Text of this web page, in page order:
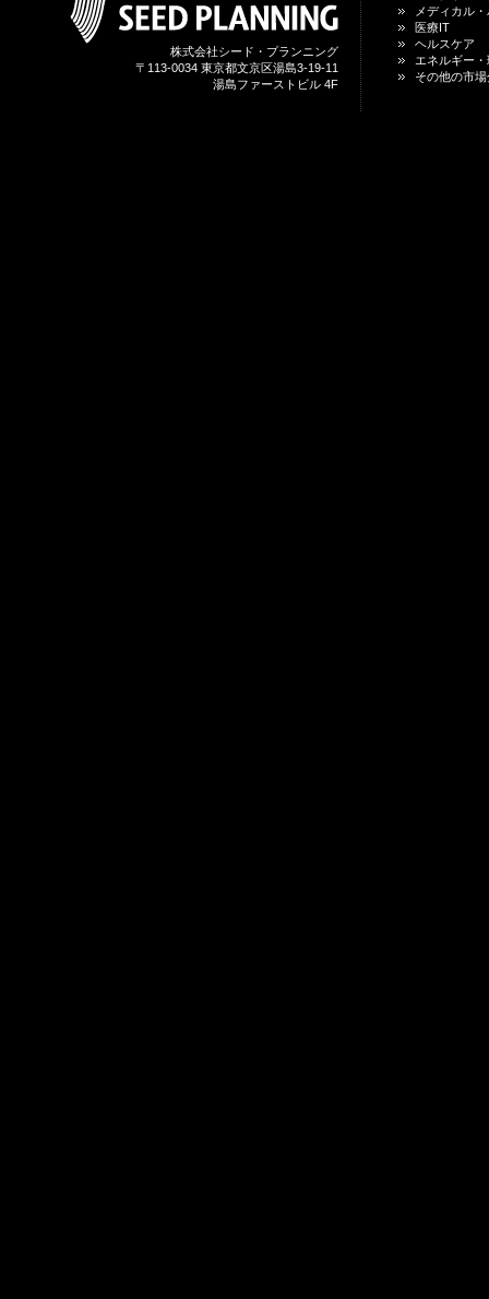
株式会社シード・プランニング
〒113-0034 東京都文京区湯島3-19-11
湯島ファーストビル 4F
メディカル
医療IT
ヘルスケア
エネルギー
その他の市